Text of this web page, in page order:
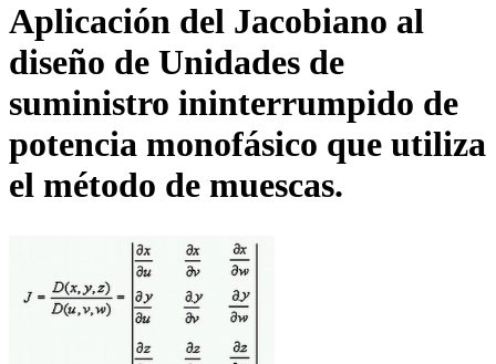
Aplicación del Jacobiano al
diseño de Unidades de
suministro ininterrumpido de
potencia monofásico que utiliza
el método de muescas.